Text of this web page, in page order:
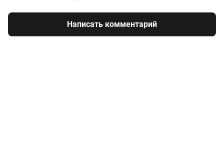
Написать комментарий